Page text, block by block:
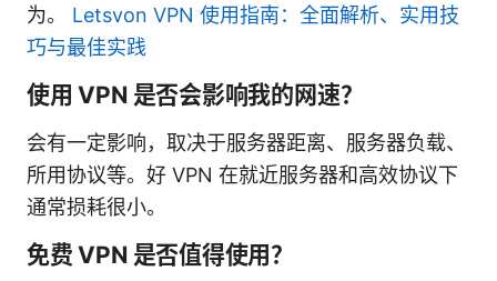
为。 Letsvon VPN 使用指南：全面解析、实用技
巧与最佳实践
使用 VPN 是否会影响我的网速？
会有一定影响，取决于服务器距离、服务器负载、
所用协议等。好 VPN 在就近服务器和高效协议下
通常损耗很小。
免费 VPN 是否值得使用？